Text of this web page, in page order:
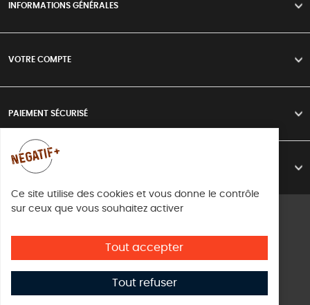
Ce site utilise des cookies et vous donne le contrôle
sur ceux que vous souhaitez activer
Tout accepter
Tout refuser
INFORMATIONS GÉNÉRALES >
VOTRE COMPTE >
PAIEMENT SÉCURISÉ >
LIVRAISON >